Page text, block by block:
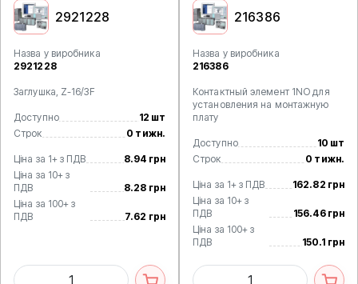
2921228
Назва у виробника
2921228
Заглушка, Z-16/3F
Доступно
12 шт
Строк
0 тижн.
Ціна за 1+ з ПДВ
8.94 грн
Ціна за 10+ з
ПДВ
8.28 грн
Ціна за 100+ з
ПДВ
7.62 грн
216386
Назва у виробника
216386
Контактный элемент 1NO для
установления на монтажную
плату
Доступно
10 шт
Строк
0 тижн.
Ціна за 1+ з ПДВ
162.82 грн
Ціна за 10+ з
ПДВ
156.46 грн
Ціна за 100+ з
ПДВ
150.1 грн